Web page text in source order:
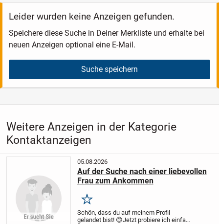
Leider wurden keine Anzeigen gefunden.
Speichere diese Suche in Deiner Merkliste und erhalte bei
neuen Anzeigen optional eine E-Mail.
Suche speichern
Weitere Anzeigen in der Kategorie
Kontaktanzeigen
05.08.2026
Auf der Suche nach einer liebevollen
Frau zum Ankommen
Merken
Schön, dass du auf meinem Profil
gelandet bist! 😊Jetzt probiere ich einfach